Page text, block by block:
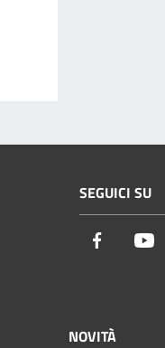
SEGUICI SU
Facebook
NOVITÀ